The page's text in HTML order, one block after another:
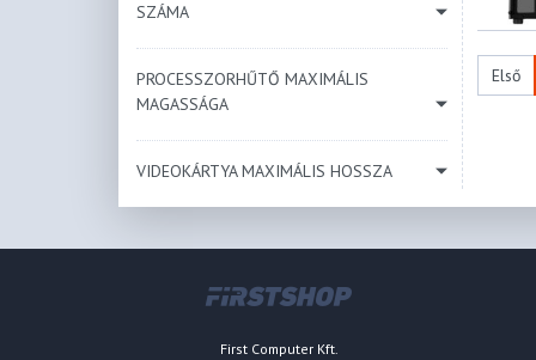
SZÁMA
PROCESSZORHŰTŐ MAXIMÁLIS
MAGASSÁGA
VIDEOKÁRTYA MAXIMÁLIS HOSSZA
Első
First Computer Kft.